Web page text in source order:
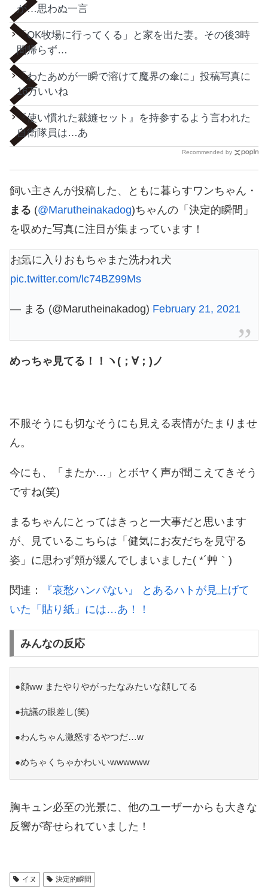
が…思わぬ一言
「OK牧場に行ってくる」と家を出た妻。その後3時
間帰らず…
「わたあめが一瞬で溶けて魔界の傘に」投稿写真に
16万いいね
『使い慣れた裁縫セット』を持参するよう言われた
自衛隊員は…あ
Recommended by
飼い主さんが投稿した、ともに暮らすワンちゃん・
まる (@Marutheinakadog)ちゃんの「決定的瞬間」
を収めた写真に注目が集まっています！
お気に入りおもちゃまた洗われ犬
pic.twitter.com/lc74BZ99Ms
— まる (@Marutheinakadog) February 21, 2021
めっちゃ見てる！！ヽ(；∀；)ノ
不服そうにも切なそうにも見える表情がたまりませ
ん。
今にも、「またか…」とボヤく声が聞こえてきそう
ですね(笑)
まるちゃんにとってはきっと一大事だと思います
が、見ているこちらは「健気にお友だちを見守る
姿」に思わず頬が緩んでしまいました( *´艸｀)
関連：
『哀愁ハンパない』 とあるハトが見上げて
いた「貼り紙」には…あ！！
みんなの反応
●顔ww またやりやがったなみたいな顔してる
●抗議の眼差し(笑)
●わんちゃん激怒するやつだ…w
●めちゃくちゃかわいいwwwwww
胸キュン必至の光景に、他のユーザーからも大きな
反響が寄せられていました！
イヌ 決定的瞬間